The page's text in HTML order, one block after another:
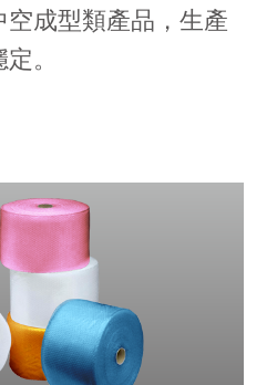
成型類產品，生產
。